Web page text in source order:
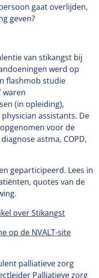
gaat overlijden,
geven?
van stikangst bij
werd op
flashmob studie
waren
(in opleiding),
assistants. De
voor de
astma, COPD,
geparticipeerd. Lees in
quotes van de
over Stikangst
op de NVALT-site
palliatieve zorg
Palliatieve zorg